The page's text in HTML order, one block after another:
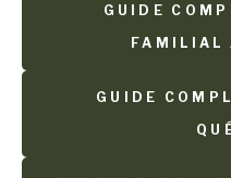
GUIDE
FAMILIAL
GUIDE